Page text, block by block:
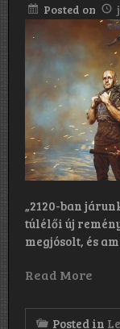
Posted on
„2120-ban
túlélői új
megjósolt, és
Read More
Posted in